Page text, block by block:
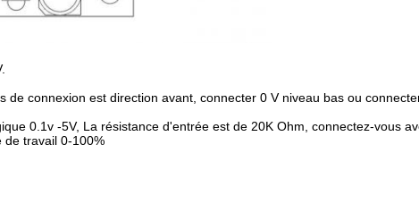
connexion est direction avant, connecter 0 V niveau bas ou
0.1v -5V, La résistance d'entrée est de 20K Ohm, connectez-vous
de travail 0-100%